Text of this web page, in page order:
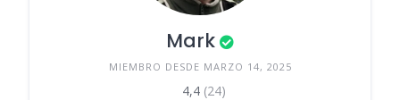
Mark
MIEMBRO DESDE MARZO 14, 2025
4,4 (24)